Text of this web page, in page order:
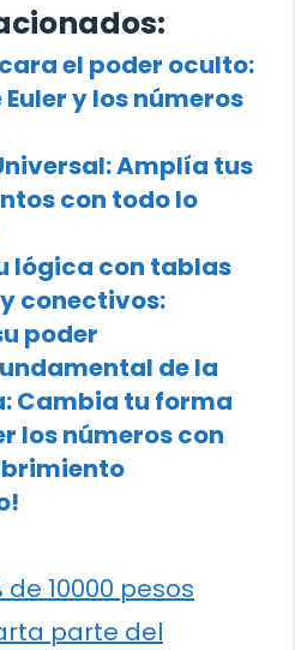
el poder oculto:
y los números
Amplía tus
con todo lo
lógica con tablas
conectivos:
poder
de la
Cambia tu forma
los números con
de 10000 pesos
parte del